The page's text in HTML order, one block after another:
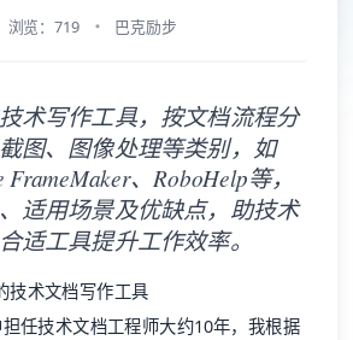
浏览：719 巴克励步
术写作工具，按文档流程分
图、图像处理等类别，如
、RoboHelp等，
适用场景及优缺点，助技术
适工具提升工作效率。
任技术文档工程师大约10年，我根据